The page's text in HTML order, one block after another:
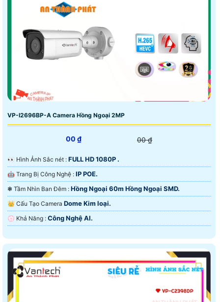
VP-I2696BP-A Camera Hồng Ngoại 2MP
00 ₫ 00 ₫
️👀 Hình Ảnh Sắc nét : FULL HD 1080P .
🤖️ Trang Bị Công Nghệ : IP POE.
❃ Tầm Nhìn Ban Đêm : Hồng Ngoại 60m Hồng Ngoại SMD.
👑 Cấu Tạo Camera Dome Kim loại.
️💮 Khả Năng : Công Nghệ AI.